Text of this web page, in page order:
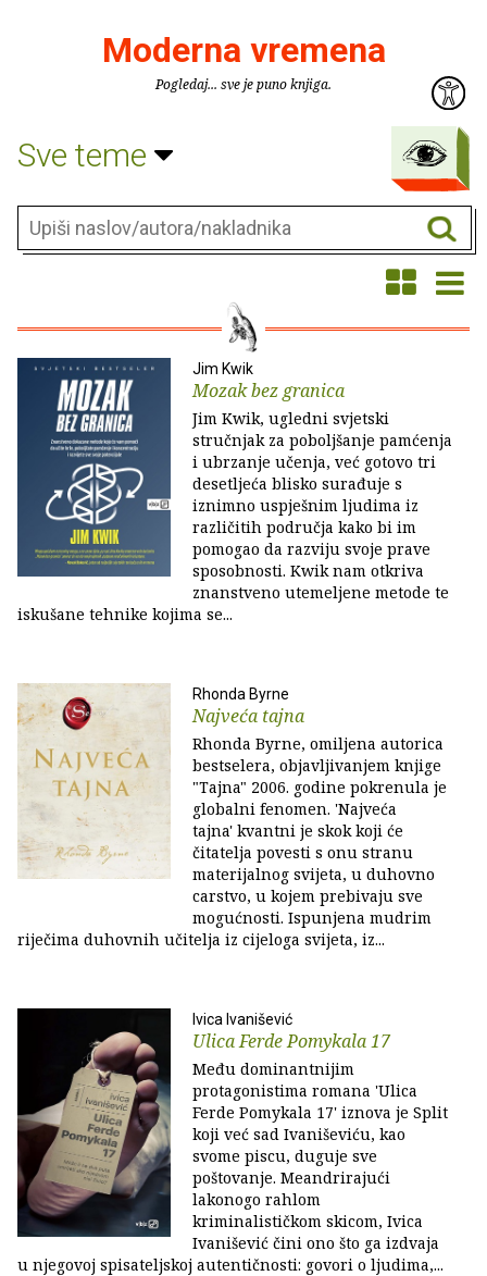
Moderna vremena
Pogledaj... sve je puno knjiga.
Sve teme
Jim Kwik
Mozak bez granica
Jim Kwik, ugledni svjetski
stručnjak za poboljšanje pamćenja
i ubrzanje učenja, već gotovo tri
desetljeća blisko surađuje s
iznimno uspješnim ljudima iz
različitih područja kako bi im
pomogao da razviju svoje prave
sposobnosti. Kwik nam otkriva
znanstveno utemeljene metode te
iskušane tehnike kojima se...
Rhonda Byrne
Najveća tajna
Rhonda Byrne, omiljena autorica
bestselera, objavljivanjem knjige
"Tajna" 2006. godine pokrenula je
globalni fenomen. 'Najveća
tajna' kvantni je skok koji će
čitatelja povesti s onu stranu
materijalnog svijeta, u duhovno
carstvo, u kojem prebivaju sve
mogućnosti. Ispunjena mudrim
riječima duhovnih učitelja iz cijeloga svijeta, iz...
Ivica Ivanišević
Ulica Ferde Pomykala 17
Među dominantnijim
protagonistima romana 'Ulica
Ferde Pomykala 17' iznova je Split
koji već sad Ivaniševiću, kao
svome piscu, duguje sve
poštovanje. Meandrirajući
lakonogo rahlom
kriminalističkom skicom, Ivica
Ivanišević čini ono što ga izdvaja
u njegovoj spisateljskoj autentičnosti: govori o ljudima,...